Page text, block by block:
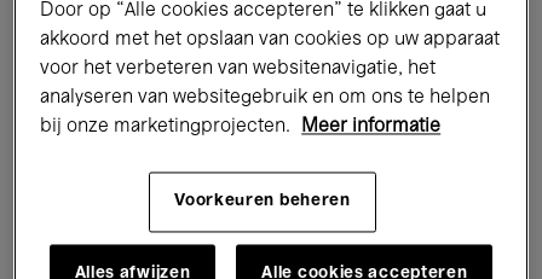
Performances Lezingen & Debatten
Jazz Klassieke Muziek Global Music
Door op “Alle cookies accepteren” te klikken gaat u
akkoord met het opslaan van cookies op uw apparaat
voor het verbeteren van websitenavigatie, het
analyseren van websitegebruik en om ons te helpen
bij onze marketingprojecten.
Meer informatie
Voorkeuren beheren
Alles afwijzen Alle cookies accepteren